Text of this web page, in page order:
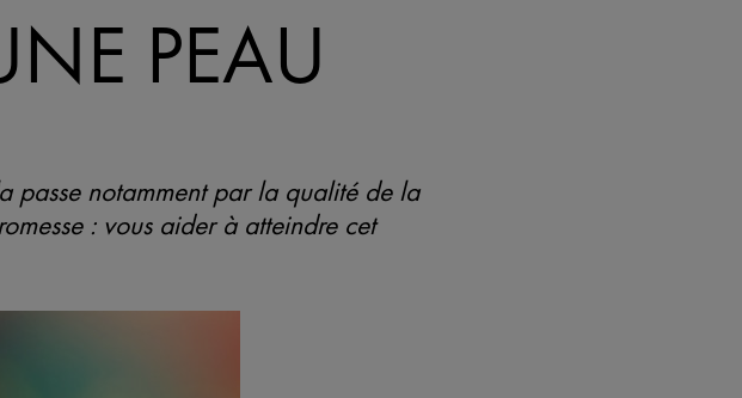
PEAU
passe notamment par la qualité de la
: vous aider à atteindre cet